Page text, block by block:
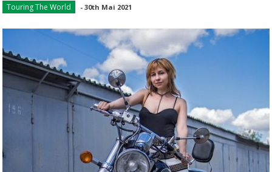
Touring The World -30th Mai 2021